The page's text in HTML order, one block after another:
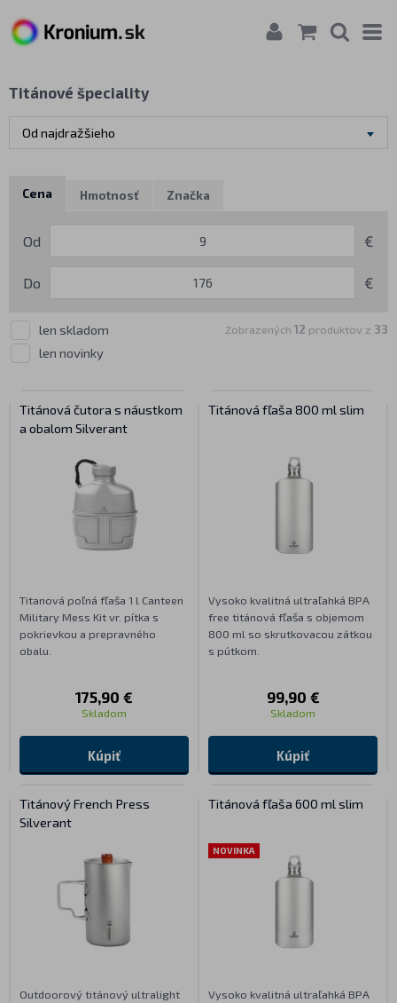
Titánové špeciality
Od najdražšieho
Cena Hmotnosť Značka
Od €
Do €
Zobrazených 12 produktov z 33
len skladom
len novinky
Titánová čutora s náustkom
a obalom Silverant
Titanová poľná fľaša 1 l Canteen
Military Mess Kit vr. pítka s
pokrievkou a prepravného
obalu.
175,90 €
Skladom
Kúpiť
Titánová fľaša 800 ml slim
Vysoko kvalitná ultraľahká BPA
free titánová fľaša s objemom
800 ml so skrutkovacou zátkou
s pútkom.
99,90 €
Skladom
Kúpiť
Titánový French Press
Silverant
Outdoorový titánový ultralight
Titánová fľaša 600 ml slim
NOVINKA
Vysoko kvalitná ultraľahká BPA